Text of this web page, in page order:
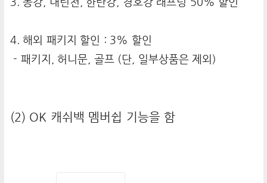
4. 해외 패키지 할인 : 3% 할인
- 패키지, 허니문, 골프 (단, 일부상품은 제외)
(2) OK 캐쉬백 멤버쉽 기능을 함